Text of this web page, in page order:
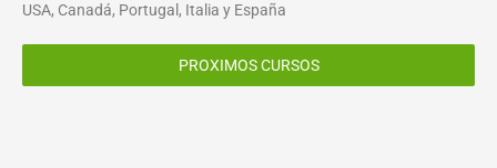
USA, Canadá, Portugal, Italia y España
PROXIMOS CURSOS